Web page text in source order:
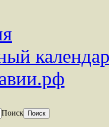
Поиск